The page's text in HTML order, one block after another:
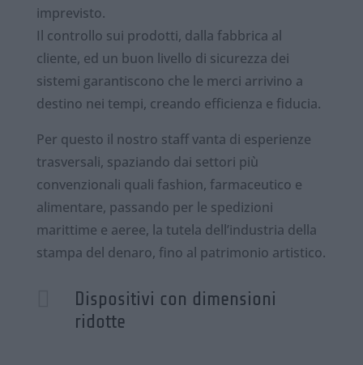
imprevisto.
Il controllo sui prodotti, dalla fabbrica al
cliente, ed un buon livello di sicurezza dei
sistemi garantiscono che le merci arrivino a
destino nei tempi, creando efficienza e fiducia.
Per questo il nostro staff vanta di esperienze
trasversali, spaziando dai settori più
convenzionali quali fashion, farmaceutico e
alimentare, passando per le spedizioni
marittime e aeree, la tutela dell’industria della
stampa del denaro, fino al patrimonio artistico.
Dispositivi con dimensioni
ridotte